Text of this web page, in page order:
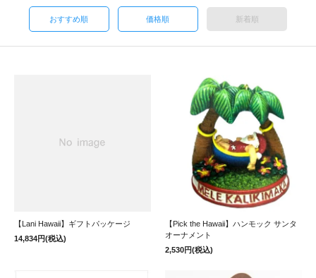
おすすめ順 価格順 新着順
【Lani Hawaii】ギフトパッケージ
14,834円(税込)
【Pick the Hawaii】ハンモック サンタ
オーナメント
2,530円(税込)